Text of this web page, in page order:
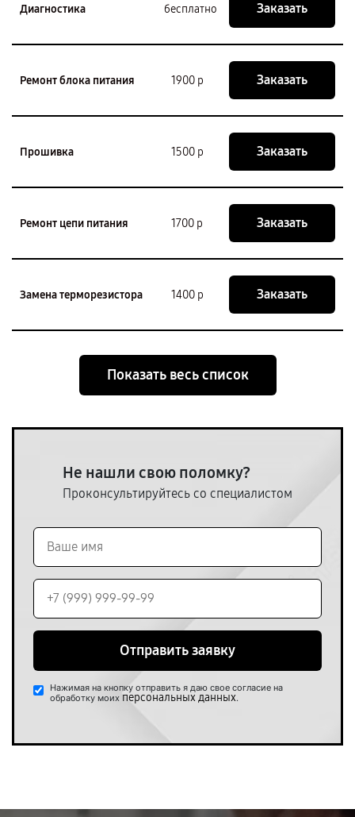
Диагностика бесплатно Заказать
Ремонт блока питания 1900 р Заказать
Прошивка 1500 р Заказать
Ремонт цепи питания 1700 р Заказать
Замена терморезистора 1400 р Заказать
Показать весь список
Не нашли свою поломку?
Проконсультируйтесь со специалистом
Отправить заявку
Нажимая на кнопку отправить я даю свое согласие на
обработку моих персональных данных.